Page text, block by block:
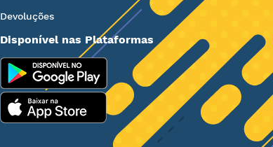
Devoluções
Disponível nas Plataformas